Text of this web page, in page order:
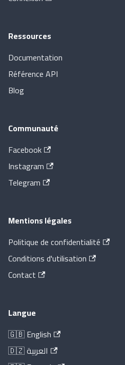
Ressources
Documentation
Référence API
Blog
Communauté
Facebook
Instagram
Telegram
Mentions légales
Politique de confidentialité
Conditions d'utilisation
Contact
Langue
🇬🇧 English
🇩🇿 العربية